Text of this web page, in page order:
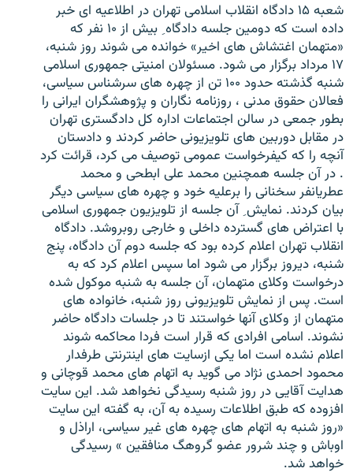
گزارش‌های ویدئویی
English
به ما بپیوندید
زبان‌های دیگر
شعبه ۱۵ دادگاه انقلاب اسلامی تهران در اطلاعيه ای خبر
داده است که دومين جلسه دادگاه ِ بيش از ۱۰ نفر که
«متهمان اغتشاش های اخير» خوانده می شوند روز شنبه،
۱۷ مرداد برگزار می شود. مسئولان امنيتی جمهوری اسلامی
شنبه گذشته حدود ۱۰۰ تن از چهره های سرشناس سياسی،
فعالان حقوق مدنی ، روزنامه نگاران و پژوهشگران ايرانی را
بطور جمعی در سالن اجتماعات اداره کل دادگستری تهران
در مقابل دوربين های تلويزيونی حاضر کردند و دادستان
آنچه را که کيفرخواست عمومی توصيف می کرد، قرائت کرد
. در آن جلسه همچنين محمد علی ابطحی و محمد
عطريانفر سخنانی را برعليه خود و چهره های سياسی ديگر
بيان کردند. نمايش ِ آن جلسه از تلويزيون جمهوری اسلامی
با اعتراض های گسترده داخلی و خارجی روبروشد. دادگاه
انقلاب تهران اعلام کرده بود که جلسه دوم آن دادگاه، پنج
شنبه، ديروز برگزار می شود اما سپس اعلام کرد که به
درخواست وکلای متهمان، آن جلسه به شنبه موکول شده
است. پس از نمايش تلويزيونی روز شنبه، خانواده های
متهمان از وکلای آنها خواستند تا در جلسات دادگاه حاضر
نشوند. اسامی افرادی که قرار است فردا محاکمه شوند
اعلام نشده است اما يکی ازسايت های اينترنتی طرفدار
محمود احمدی نژاد می گويد به اتهام های محمد قوچانی و
هدايت آقايی در روز شنبه رسيدگی نخواهد شد. اين سايت
افزوده که طبق اطلاعات رسيده به آن، به گفته اين سايت
«روز شنبه به اتهام های چهره های غير سياسی، اراذل و
اوباش و چند شرور عضو گروهگ منافقين » رسيدگی
خواهد شد.